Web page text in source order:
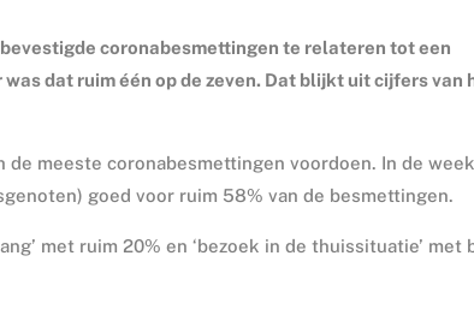
coronabesmettingen te relateren tot een
dat ruim één op de zeven. Dat blijkt uit cijfers van
meeste coronabesmettingen voordoen. In de
goed voor ruim 58% van de besmettingen.
met ruim 20% en ‘bezoek in de thuissituatie’ met